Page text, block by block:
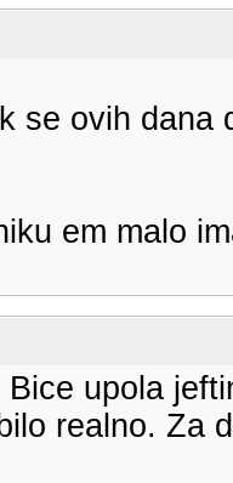
se ovih dana
em malo
upola
realno. Za